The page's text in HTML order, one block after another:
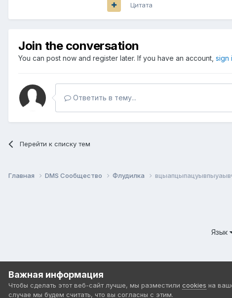
Цитата
Join the conversation
You can post now and register later. If you have an account, sign
Ответить в тему...
Перейти к списку тем
Главная DMS Сообщество Флудилка
Язык
Важная информация
Чтобы сделать этот веб-сайт лучше, мы разместили cookies на
случае мы будем считать, что вы согласны с этим.